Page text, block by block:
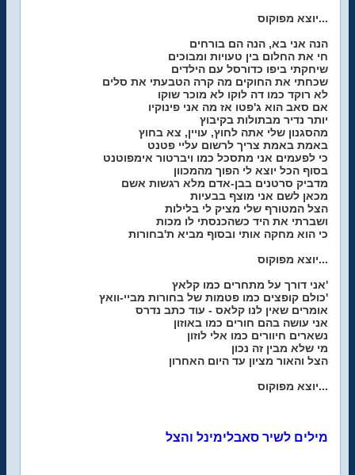
יוצא מפוקוס...
הנה אני בא, הנה הם בורחים
חי את החלום בין טעויות ומבוכים
שיחקתי ביפו כדורסל עם הילדים
שכחתי את החוקים מה קרה הטבעתי את סלים
לא רוקד כמו דה לוקו לא מוכר שוקו
אם סאב הוא ג'פטו אז מה אני פינוקיו
יותר נדיר מבתולות בקיבוץ
מהסגנון שלי אתה לחוץ, עויין, צא בחוץ
באמת באמת צריך לרשום עליי פטנט
כי לפעמים אני מתסכל כמו ויברטור אימפוטנט
בסוף הכל יוצא לי הפוך מהמכוון
מדביק סרטנים בבן-אדם מלא רגשות אשם
מכאן לשם אני מוצף בבעיות
הצל המטורף שלי מציק לי בלילות
ושברתי את היד כשהכנסתי לו מכות
כי הוא מחקה אותי ובסוף מביא ת'בחורות
יוצא מפוקוס...
אני דורך על מתחרים כמו קלאץ'
כולם קופצים כמו פטמות של בחורות מביי-וואץ'
אומרים שאין לנו קלאס - עוד כתב נדרס
אני עושה בהם חורים כמו באוזון
נשארים חיוורים כמו אלי לוזון
מי שלא מבין זה נכון
הצל והאור מציון עד היום האחרון
יוצא מפוקוס...
מילים לשיר סאבלימינל והצל